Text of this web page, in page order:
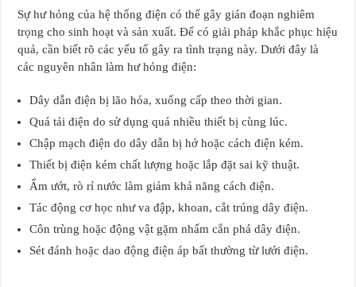
Sự hư hỏng của hệ thống điện có thể gây gián đoạn nghiêm
trọng cho sinh hoạt và sản xuất. Để có giải pháp khắc phục hiệu
quả, cần biết rõ các yếu tố gây ra tình trạng này. Dưới đây là
các nguyên nhân làm hư hỏng điện:
Dây dẫn điện bị lão hóa, xuống cấp theo thời gian.
Quá tải điện do sử dụng quá nhiều thiết bị cùng lúc.
Chập mạch điện do dây dẫn bị hở hoặc cách điện kém.
Thiết bị điện kém chất lượng hoặc lắp đặt sai kỹ thuật.
Ẩm ướt, rò rỉ nước làm giảm khả năng cách điện.
Tác động cơ học như va đập, khoan, cắt trúng dây điện.
Côn trùng hoặc động vật gặm nhấm cắn phá dây điện.
Sét đánh hoặc dao động điện áp bất thường từ lưới điện.